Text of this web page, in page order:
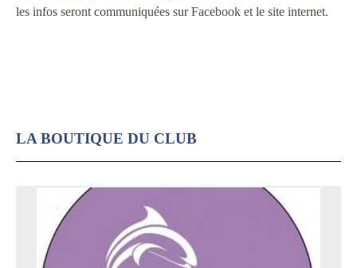
les infos seront communiquées sur Facebook et le site internet.
LA BOUTIQUE DU CLUB